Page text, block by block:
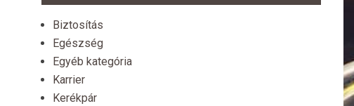
Biztosítás
Egészség
Egyéb kategória
Karrier
Kerékpár